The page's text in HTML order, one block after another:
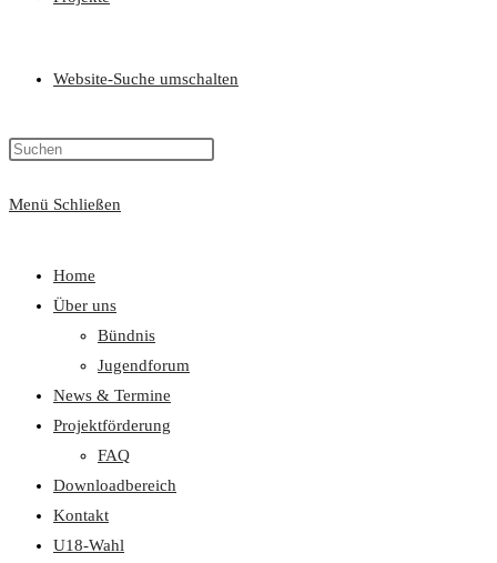
Website-Suche umschalten
Menü Schließen
Home
Über uns
Bündnis
Jugendforum
News & Termine
Projektförderung
FAQ
Downloadbereich
Kontakt
U18-Wahl